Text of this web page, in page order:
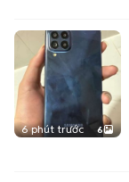
6 phút trước 6